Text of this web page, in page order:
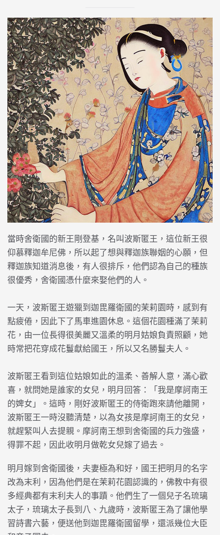
當時舍衛國的新王剛登基，名叫波斯匿王，這位新王很
仰慕釋迦牟尼佛，所以起了想與釋迦族聯姻的心願，但
釋迦族知道消息後，有人很排斥，他們認為自己的種族
很優秀，舍衛國憑什麼來娶他們的人。
一天，波斯匿王遊獵到迦毘羅衛國的茉莉園時，感到有
點疲倦，因此下了馬車進園休息。這個花園種滿了茉莉
花，由一位長得很美麗又溫柔的明月姑娘負責照顧，她
時常把花穿成花鬘獻給國王，所以又名勝鬘夫人。
波斯匿王看到這位姑娘如此的溫柔、善解人意，滿心歡
喜，就問她是誰家的女兒，明月回答：「我是摩訶南王
的婢女」。這時，剛好波斯匿王的侍衛跑來請他離開，
波斯匿王一時沒聽清楚，以為女孩是摩訶南王的女兒，
就趕緊叫人去提親。摩訶南王想到舍衛國的兵力強盛，
得罪不起，因此收明月做乾女兒嫁了過去。
明月嫁到舍衛國後，夫妻極為和好，國王把明月的名字
改為末利，因為他們是在茉莉花園認識的，佛教中有很
多經典都有末利夫人的事蹟。他們生了一個兒子名琉璃
太子，琉璃太子長到八、九歲時，波斯匿王為了讓他學
習詩書六藝，便送他到迦毘羅衛國留學，還派幾位大臣